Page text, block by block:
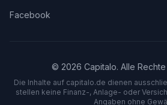
Facebook
© 2026 Capitalo. Alle
Die Inhalte auf capitalo.de dienen
stellen keine Finanz-, Anlage- oder
Angaben ohne